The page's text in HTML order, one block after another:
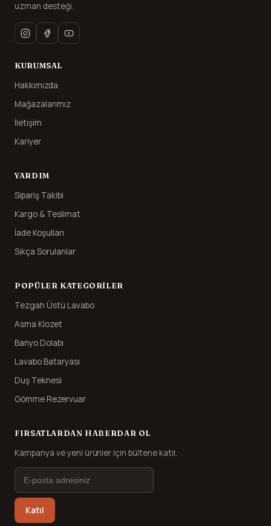
uzman desteği.
KURUMSAL
Hakkımızda
Mağazalarımız
İletişim
Kariyer
YARDIM
Sipariş Takibi
Kargo & Teslimat
İade Koşulları
Sıkça Sorulanlar
POPÜLER KATEGORILER
Tezgah Üstü Lavabo
Asma Klozet
Banyo Dolabı
Lavabo Bataryası
Duş Teknesi
Gömme Rezervuar
FIRSATLARDAN HABERDAR OL
Kampanya ve yeni ürünler için bültene katıl.
Katıl